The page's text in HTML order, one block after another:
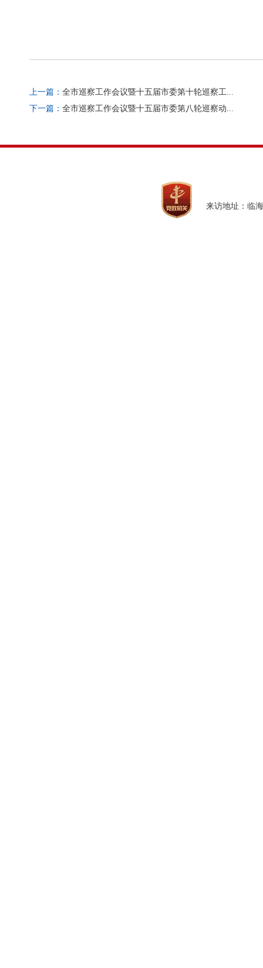
上一篇： 全市巡察工作会议暨十五届市委第十轮巡察工...
下一篇： 全市巡察工作会议暨十五届市委第八轮巡察动...
来访地址：临